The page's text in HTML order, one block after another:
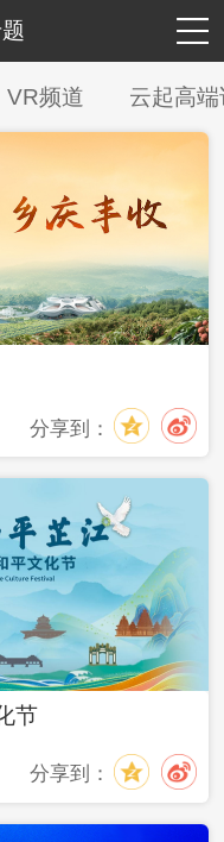
VR频道 云起高
分享到：
节
分享到：